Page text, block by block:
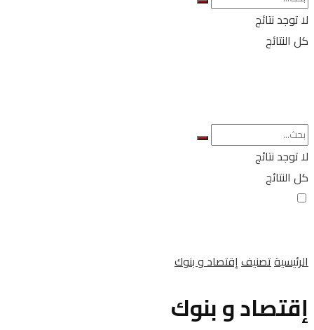
لا توجد نتائج
كل النتائج
لا توجد نتائج
كل النتائج
الرئيسيةتصنيفإقتصاد و بنوك
إقتصاد و بنوك